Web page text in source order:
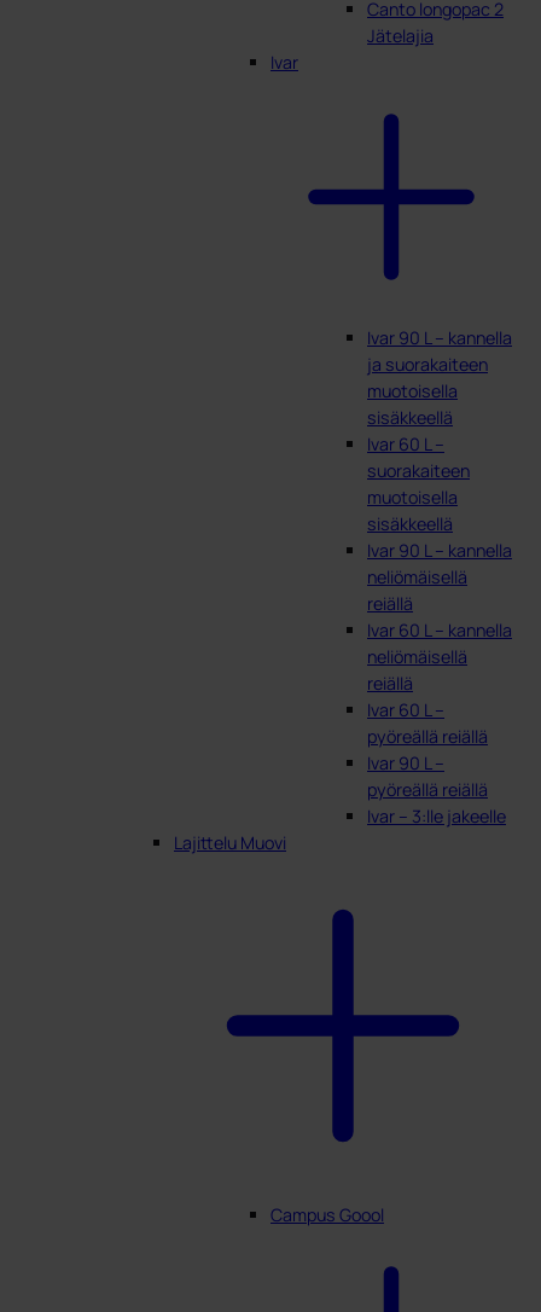
Canto longopac 2
Jätelajia
Ivar
Ivar 90 L – kannella
ja suorakaiteen
muotoisella
sisäkkeellä
Ivar 60 L –
suorakaiteen
muotoisella
sisäkkeellä
Ivar 90 L – kannella
neliömäisellä
reiällä
Ivar 60 L – kannella
neliömäisellä
reiällä
Ivar 60 L –
pyöreällä reiällä
Ivar 90 L –
pyöreällä reiällä
Ivar – 3:lle jakeelle
Lajittelu Muovi
Campus Goool